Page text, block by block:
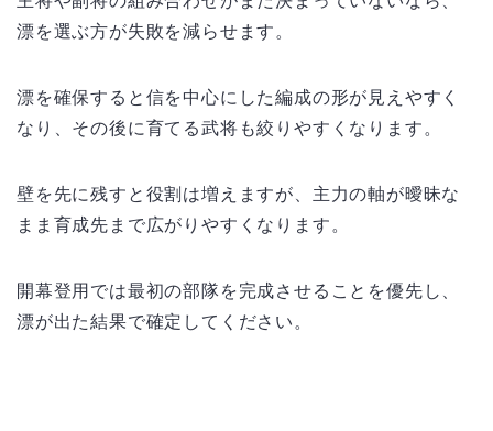
漂を選ぶ方が失敗を減らせます。
漂を確保すると信を中心にした編成の形が見えやすく
なり、その後に育てる武将も絞りやすくなります。
壁を先に残すと役割は増えますが、主力の軸が曖昧な
まま育成先まで広がりやすくなります。
開幕登用では最初の部隊を完成させることを優先し、
漂が出た結果で確定してください。